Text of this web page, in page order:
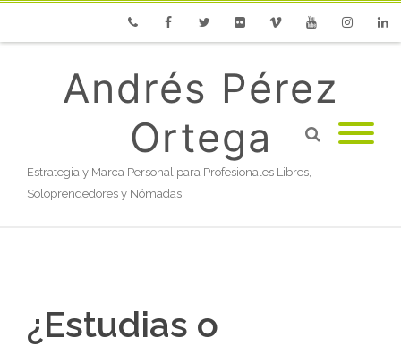
Andrés Pérez
Ortega
Estrategia y Marca Personal para Profesionales Libres,
Soloprendedores y Nómadas
¿Estudias o